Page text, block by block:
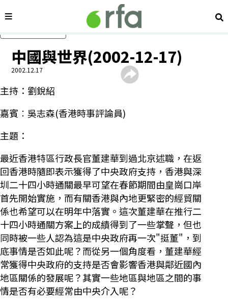
內容分類 搜
中國與世界(2002-12-17)
2002.12.17
主持：劉銳紹
嘉賓︰吳志森(香港時事評論員)
主題：
最近香港特區行政長官董建華到過北京述職，在返
回香港時隨即表示獲得了中央政府支持，香港與深
圳二十四小時通關最早可望在春節期間由皇崗口岸
首先開始實施，而有關香港與內地更緊密的經貿關
係也希望可以在明年中落實。這次董建華在推行二
十四小時通關方案上的成績得到了一些掌聲，但也
同時被一些人認為這是中央政府再一次"挺董"，到
底事情是否如此呢？而從另一個角度看，董建華經
常獲得中央政府的支持是否會影響香港與鄰近國內
地區關係的發展呢？其實一些地區與地區之間的事
情是否有必要經常由中央介入呢？